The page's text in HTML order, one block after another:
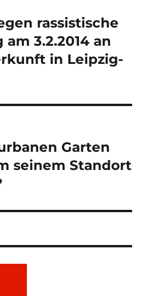
rassistische
3.2.2014 an
in Leipzig-
Garten
seinem Standort